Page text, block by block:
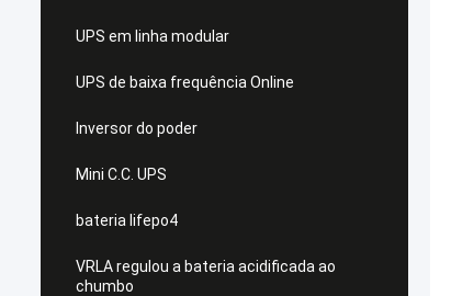
UPS em linha modular
UPS de baixa frequência Online
Inversor do poder
Mini C.C. UPS
bateria lifepo4
VRLA regulou a bateria acidificada ao
chumbo